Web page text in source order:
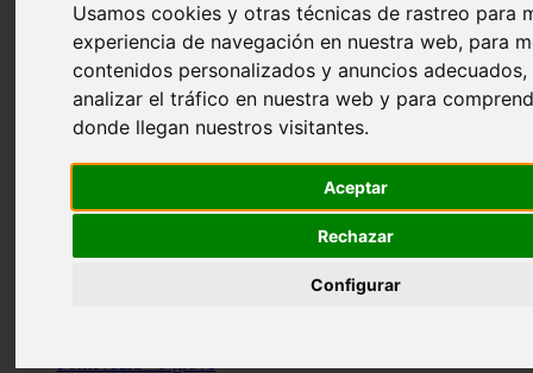
Usamos cookies y otras técnicas de rastreo para
experiencia de navegación en nuestra web, para
contenidos personalizados y anuncios adecuados,
analizar el tráfico en nuestra web y para
donde llegan nuestros visitantes.
Aceptar
Rechazar
Configurar
Alicante - benidorm
Alicante - finestrat
Almería - mojácar
Alicante - orihuela
Huesca - jaca
Valencia - el-puig-de-santa-maría
Valencia - beniparrell
Murcia - calasparra
Valencia - sagunt